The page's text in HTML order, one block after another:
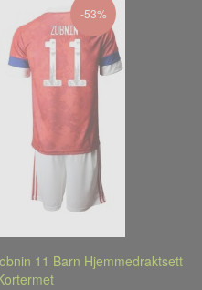
-53%
11 Barn Hjemmedraktsett